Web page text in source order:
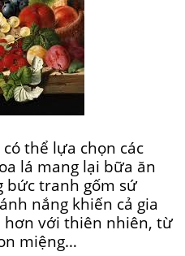
thể lựa chọn các
lá mang lại bữa ăn
bức tranh gốm sứ
nắng khiến cả gia
với thiên nhiên, từ
miệng…